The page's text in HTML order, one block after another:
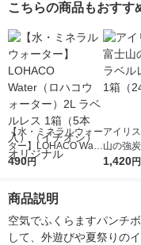
こちらの商品もおすす
【水・ミネラルウォー
ター】LOHACO Wate
r（ロハコウォータ
シ） オリジナル
490円
アイリ
山の強
レス
1,420円
商品説明
空気でふくらますパンチ
して、外遊びや夏祭りの